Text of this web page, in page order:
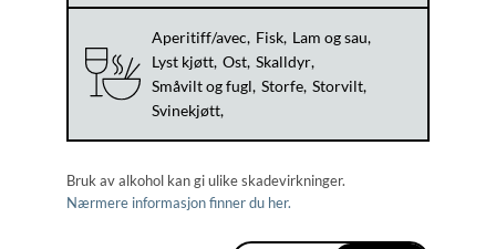
Aperitiff/avec Fisk Lam og sau
Lyst kjøtt Ost Skalldyr
Småvilt og fugl Storfe Storvilt
Svinekjøtt
Bruk av alkohol kan gi ulike skadevirkninger.
Nærmere informasjon finner du her.